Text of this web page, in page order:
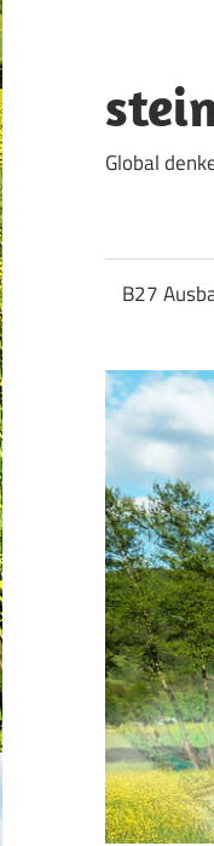
springen
Global
B27